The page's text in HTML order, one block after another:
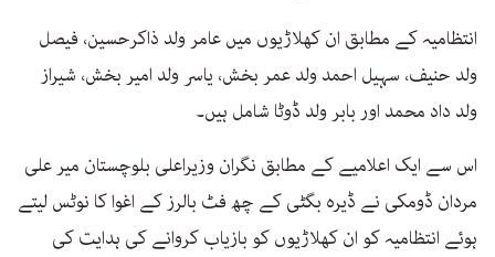
انتظامیہ کے مطابق ان کھلاڑیوں میں عامر ولد ذاکرحسین، فیصل
ولد حنیف، سہیل احمد ولد عمر بخش، یاسر ولد امیر بخش، شیراز
ولد داد محمد اور بابر ولد ڈوٹا شامل ہیں۔
اس سے ایک اعلامیے کے مطابق نگران وزیراعلی بلوچستان میر علی
مردان ڈومکی نے ڈیرہ بگٹی کے چھ فٹ بالرز کے اغوا کا نوٹس لیتے
ہوئے انتظامیہ کو ان کھلاڑیوں کو بازیاب کروانے کی ہدایت کی